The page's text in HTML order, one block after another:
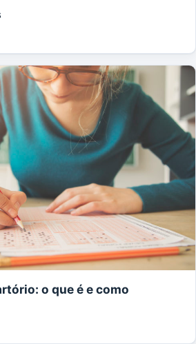
o que é e como